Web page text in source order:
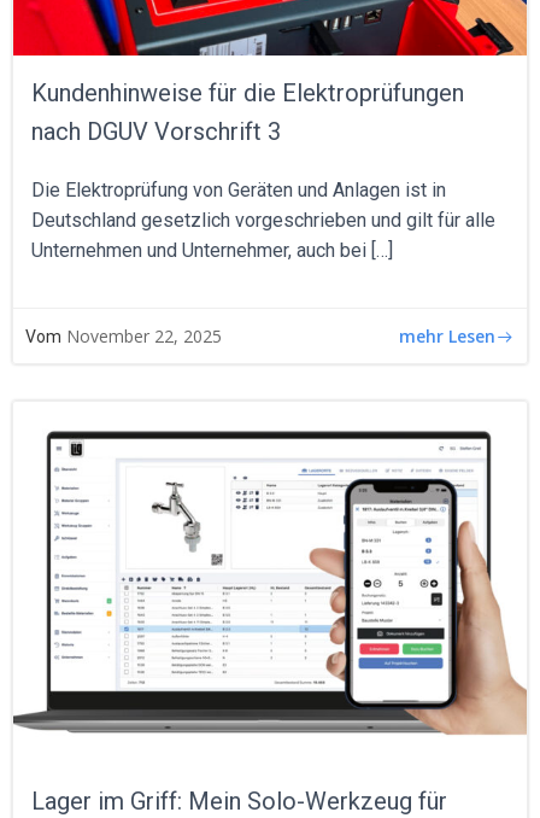
Kundenhinweise für die Elektroprüfungen
nach DGUV Vorschrift 3
Die Elektroprüfung von Geräten und Anlagen ist in
Deutschland gesetzlich vorgeschrieben und gilt für alle
Unternehmen und Unternehmer, auch bei […]
Vom November 22, 2025 mehr Lesen
Lager im Griff: Mein Solo-Werkzeug für